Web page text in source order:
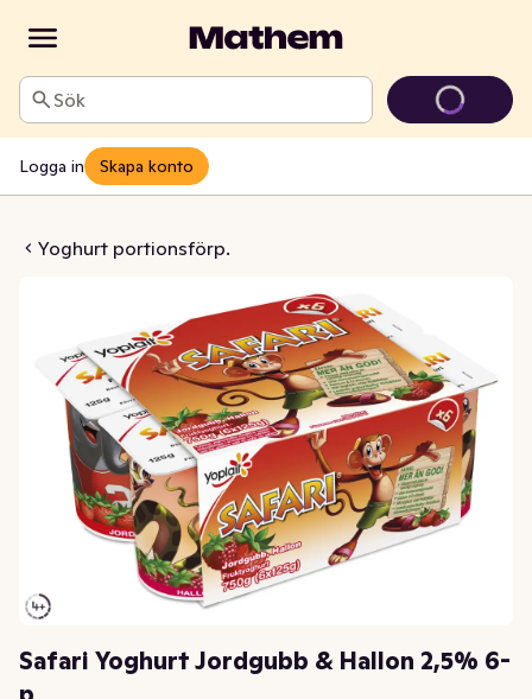
Sök
Logga in Skapa konto
Yoghurt portionsförp.
& Hallon 2,5% 6-p
Safari Yoghurt Jordgubb & Hallon 2,5% 6-